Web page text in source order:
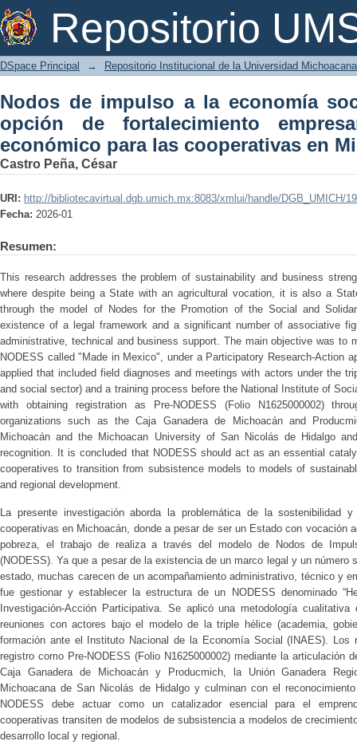
Repositorio
Nodos de impulso a la economía
empresarial y crecimiento económico
DSpace Principal → Repositorio Institucional de la Universidad
Nodos de impulso a la economía
opción de fortalecimiento
económico para las cooperativas en
Castro Peña, César
URI: http://bibliotecavirtual.dgb.umich.mx:8083/xmlui/handle/DGB_UMICH/
Fecha: 2026-01
Resumen:
This research addresses the problem of sustainability and business
where despite being a State with an agricultural vocation, it is also a
through the model of Nodes for the Promotion of the Social and
existence of a legal framework and a significant number of associative
administrative, technical and business support. The main objective was to
NODESS called "Made in Mexico", under a Participatory Research-Action
applied that included field diagnoses and meetings with actors under the
and social sector) and a training process before the National Institute of
with obtaining registration as Pre-NODESS (Folio N1625000002)
organizations such as the Caja Ganadera de Michoacán and
Michoacán and the Michoacan University of San Nicolás de Hidalgo
recognition. It is concluded that NODESS should act as an essential
cooperatives to transition from subsistence models to models of
and regional development.
La presente investigación aborda la problemática de la sostenibilidad
cooperativas en Michoacán, donde a pesar de ser un Estado con vocación
pobreza, el trabajo de realiza a través del modelo de Nodos de
(NODESS). Ya que a pesar de la existencia de un marco legal y un
estado, muchas carecen de un acompañamiento administrativo, técnico y
fue gestionar y establecer la estructura de un NODESS denominado
Investigación-Acción Participativa. Se aplicó una metodología
reuniones con actores bajo el modelo de la triple hélice (academia,
formación ante el Instituto Nacional de la Economía Social (INAES). Los
registro como Pre-NODESS (Folio N1625000002) mediante la articulación
Caja Ganadera de Michoacán y Producmich, la Unión Ganadera
Michoacana de San Nicolás de Hidalgo y culminan con el
NODESS debe actuar como un catalizador esencial para el
cooperativas transiten de modelos de subsistencia a modelos de
desarrollo local y regional.